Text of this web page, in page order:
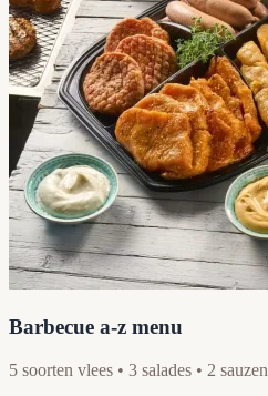
Barbecue a-z menu
5 soorten vlees • 3 salades • 2 sauzen